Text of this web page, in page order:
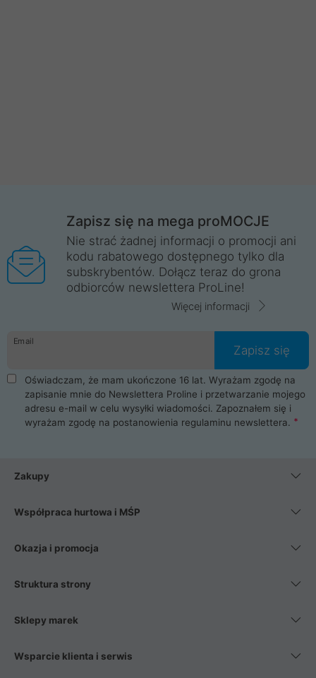
Zapisz się na mega proMOCJE
Nie strać żadnej informacji o promocji ani
kodu rabatowego dostępnego tylko dla
subskrybentów. Dołącz teraz do grona
odbiorców newslettera ProLine!
Więcej informacji
Email
Zapisz się
Oświadczam, że mam ukończone 16 lat. Wyrażam zgodę na
zapisanie mnie do Newslettera Proline i przetwarzanie mojego
adresu e-mail w celu wysyłki wiadomości. Zapoznałem się i
wyrażam zgodę na postanowienia regulaminu newslettera.
Zakupy
Współpraca hurtowa i MŚP
Okazja i promocja
Struktura strony
Sklepy marek
Wsparcie klienta i serwis